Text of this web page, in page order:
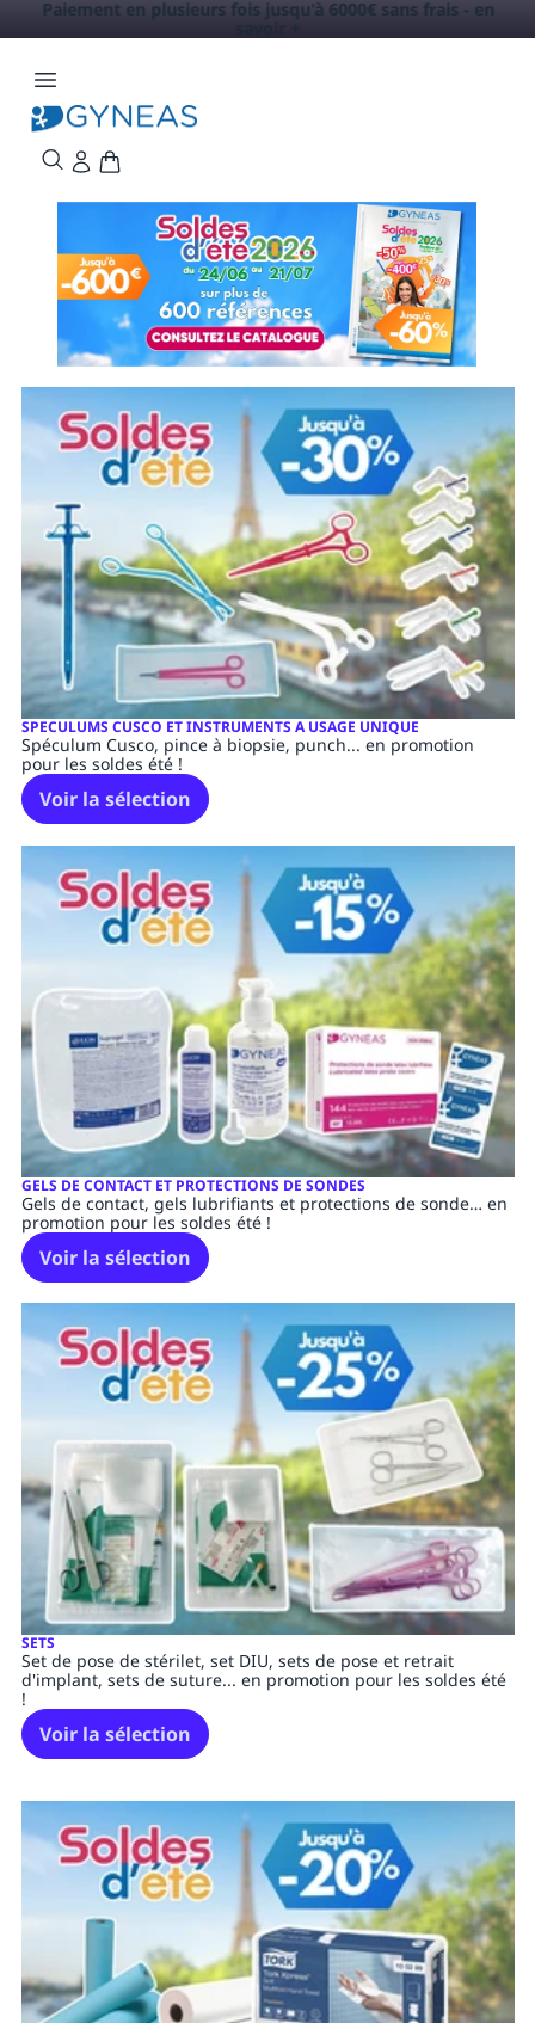
Paiement en plusieurs fois jusqu'à 6000€ sans frais - en
SPECULUMS CUSCO ET INSTRUMENTS A USAGE UNIQUE
Spéculum Cusco, pince à biopsie, punch... en promotion
pour les soldes été !
Voir la sélection
GELS DE CONTACT ET PROTECTIONS DE SONDES
Gels de contact, gels lubrifiants et protections de sonde… en
promotion pour les soldes été !
Voir la sélection
SETS
Set de pose de stérilet, set DIU, sets de pose et retrait
d'implant, sets de suture... en promotion pour les soldes été
!
Voir la sélection